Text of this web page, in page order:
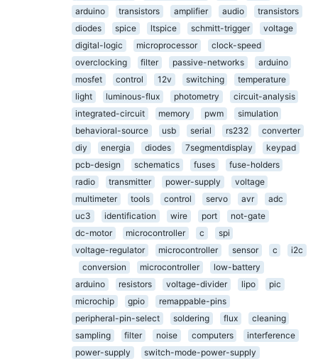
arduino
transistors amplifier audio
transistors
diodes
spice ltspice schmitt-trigger
voltage
digital-logic
microprocessor
clock-speed
overclocking
filter passive-networks
arduino
mosfet
control 12v switching
temperature
light
luminous-flux photometry
circuit-analysis
integrated-circuit
memory pwm
simulation
behavioral-source
usb serial rs232
converter
diy
energia diodes 7segmentdisplay
keypad
pcb-design
schematics fuses
fuse-holders
radio
transmitter power-supply
voltage
multimeter
tools control servo avr
adc
uc3
identification wire port
not-gate
dc-motor
microcontroller c
spi
voltage-regulator
microcontroller sensor c
i2c
conversion
microcontroller
low-battery
arduino
resistors voltage-divider lipo
pic
microchip
gpio
remappable-pins
peripheral-pin-select
soldering flux
cleaning
sampling
filter noise computers
interference
power-supply
switch-mode-power-supply